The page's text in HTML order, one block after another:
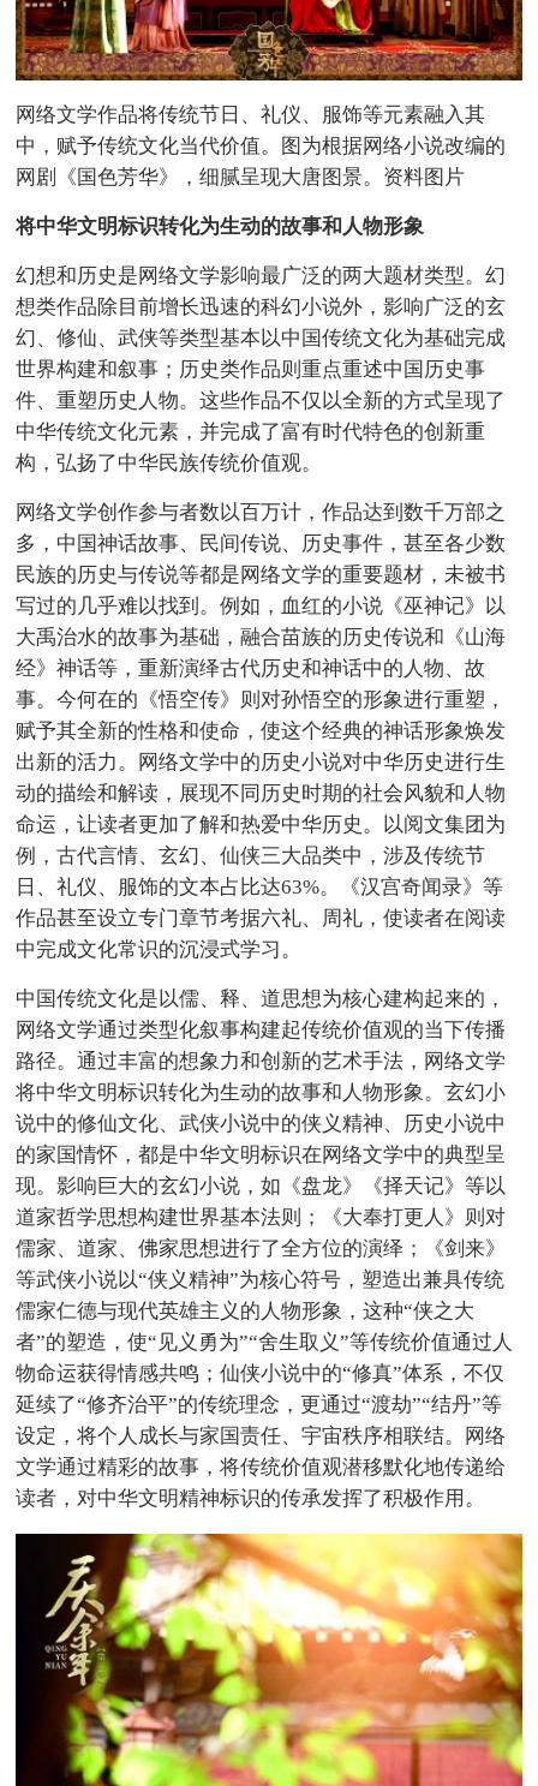
网络文学作品将传统节日、礼仪、服饰等元素融入其
中，赋予传统文化当代价值。图为根据网络小说改编的
网剧《国色芳华》，细腻呈现大唐图景。资料图片
将中华文明标识转化为生动的故事和人物形象
幻想和历史是网络文学影响最广泛的两大题材类型。幻
想类作品除目前增长迅速的科幻小说外，影响广泛的玄
幻、修仙、武侠等类型基本以中国传统文化为基础完成
世界构建和叙事；历史类作品则重点重述中国历史事
件、重塑历史人物。这些作品不仅以全新的方式呈现了
中华传统文化元素，并完成了富有时代特色的创新重
构，弘扬了中华民族传统价值观。
网络文学创作参与者数以百万计，作品达到数千万部之
多，中国神话故事、民间传说、历史事件，甚至各少数
民族的历史与传说等都是网络文学的重要题材，未被书
写过的几乎难以找到。例如，血红的小说《巫神记》以
大禹治水的故事为基础，融合苗族的历史传说和《山海
经》神话等，重新演绎古代历史和神话中的人物、故
事。今何在的《悟空传》则对孙悟空的形象进行重塑，
赋予其全新的性格和使命，使这个经典的神话形象焕发
出新的活力。网络文学中的历史小说对中华历史进行生
动的描绘和解读，展现不同历史时期的社会风貌和人物
命运，让读者更加了解和热爱中华历史。以阅文集团为
例，古代言情、玄幻、仙侠三大品类中，涉及传统节
日、礼仪、服饰的文本占比达63%。《汉宫奇闻录》等
作品甚至设立专门章节考据六礼、周礼，使读者在阅读
中完成文化常识的沉浸式学习。
中国传统文化是以儒、释、道思想为核心建构起来的，
网络文学通过类型化叙事构建起传统价值观的当下传播
路径。通过丰富的想象力和创新的艺术手法，网络文学
将中华文明标识转化为生动的故事和人物形象。玄幻小
说中的修仙文化、武侠小说中的侠义精神、历史小说中
的家国情怀，都是中华文明标识在网络文学中的典型呈
现。影响巨大的玄幻小说，如《盘龙》《择天记》等以
道家哲学思想构建世界基本法则；《大奉打更人》则对
儒家、道家、佛家思想进行了全方位的演绎；《剑来》
等武侠小说以“侠义精神”为核心符号，塑造出兼具传统
儒家仁德与现代英雄主义的人物形象，这种“侠之大
者”的塑造，使“见义勇为”“舍生取义”等传统价值通过人
物命运获得情感共鸣；仙侠小说中的“修真”体系，不仅
延续了“修齐治平”的传统理念，更通过“渡劫”“结丹”等
设定，将个人成长与家国责任、宇宙秩序相联结。网络
文学通过精彩的故事，将传统价值观潜移默化地传递给
读者，对中华文明精神标识的传承发挥了积极作用。